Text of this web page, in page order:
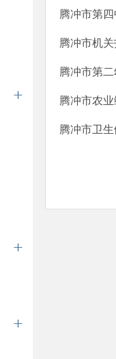
腾冲市第
腾冲市机
腾冲市第
腾冲市农
腾冲市卫